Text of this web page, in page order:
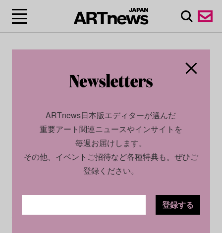
2022.05.16
ARTnews日本版エディターが選んだ
重要アート関連ニュースやインサイトを
毎週お届けします。
その他、イベントご招待など各種特典も。ぜひご
登録ください。
登録する